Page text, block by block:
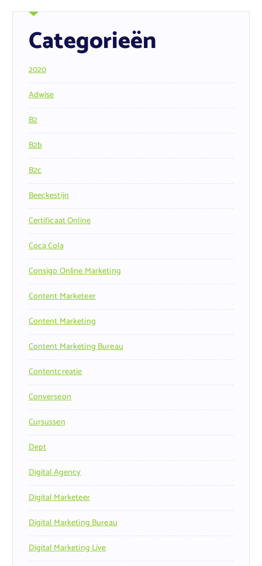
Categorieën
2020
Adwise
B2
B2b
B2c
Beeckestijn
Certificaat Online
Coca Cola
Consigo Online Marketing
Content Marketeer
Content Marketing
Content Marketing Bureau
Contentcreatie
Converseon
Cursussen
Dept
Digital Agency
Digital Marketeer
Digital Marketing Bureau
Digital Marketing Live